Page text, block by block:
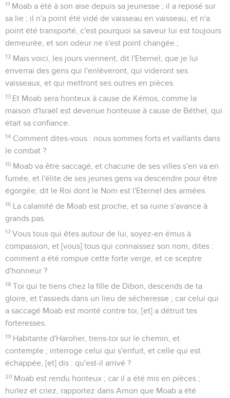
11 Moab a été à son aise depuis sa jeunesse ; il a reposé sur
sa lie ; il n'a point été vidé de vaisseau en vaisseau, et n'a
point été transporté, c'est pourquoi sa saveur lui est toujours
demeurée, et son odeur ne s'est point changée ;
12 Mais voici, les jours viennent, dit l'Eternel, que je lui
enverrai des gens qui l'enlèveront, qui videront ses
vaisseaux, et qui mettront ses outres en pièces.
13 Et Moab sera honteux à cause de Kémos, comme la
maison d'Israël est devenue honteuse à cause de Béthel, qui
était sa confiance.
14 Comment dites-vous : nous sommes forts et vaillants dans
le combat ?
15 Moab va être saccagé, et chacune de ses villes s'en va en
fumée, et l'élite de ses jeunes gens va descendre pour être
égorgée, dit le Roi dont le Nom est l'Eternel des armées.
16 La calamité de Moab est proche, et sa ruine s'avance à
grands pas.
17 Vous tous qui êtes autour de lui, soyez-en émus à
compassion, et [vous] tous qui connaissez son nom, dites :
comment a été rompue cette forte verge, et ce sceptre
d'honneur ?
18 Toi qui te tiens chez la fille de Dibon, descends de ta
gloire, et t'assieds dans un lieu de sécheresse ; car celui qui
a saccagé Moab est monté contre toi, [et] a détruit tes
forteresses.
19 Habitante d'Haroher, tiens-toi sur le chemin, et
contemple ; interroge celui qui s'enfuit, et celle qui est
échappée, [et] dis : qu'est-il arrivé ?
20 Moab est rendu honteux ; car il a été mis en pièces ;
hurlez et criez, rapportez dans Arnon que Moab a été